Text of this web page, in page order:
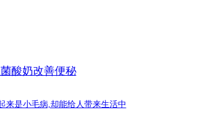
酸奶改善便秘
来是小毛病,却能给人带来生活中